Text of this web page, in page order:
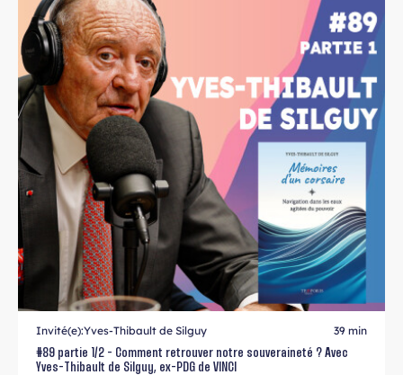
Invité(e):Yves-Thibault de Silguy
39 min
#89 partie 1/2 - Comment retrouver notre souveraineté ? Avec
Yves-Thibault de Silguy, ex-PDG de VINCI